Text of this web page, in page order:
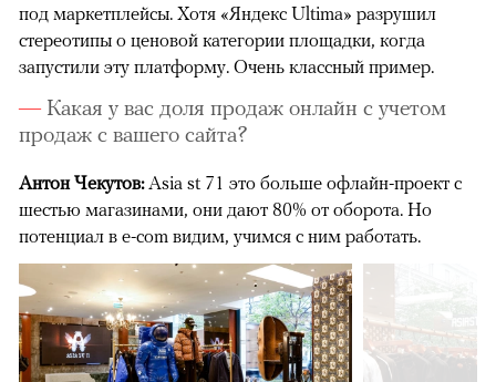
под маркетплейсы. Хотя «Яндекс Ultima» разрушил
стереотипы о ценовой категории площадки, когда
запустили эту платформу. Очень классный пример.
Какая у вас доля продаж онлайн с учетом
продаж с вашего сайта?
Антон Чекутов: Asia st 71 это больше офлайн-проект с
шестью магазинами, они дают 80% от оборота. Но
потенциал в e-com видим, учимся с ним работать.